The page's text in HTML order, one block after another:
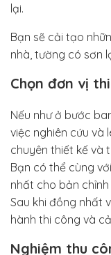
lại.
Bạn sẽ cải tạo
nhà, tường có sơn
Chọn đơn vị
Nếu như ở bước
việc nghiên cứu và
chuyên thiết kế và
Bạn có thể cùng
nhất cho bản
Sau khi đồng nhất
hành thi công và
Nghiệm thu